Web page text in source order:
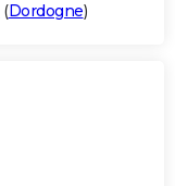
(Dordogne)